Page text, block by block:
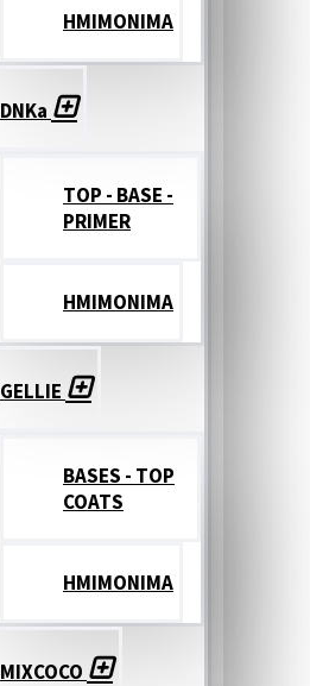
ΗΜΙΜΟΝΙΜΑ
DNKa
TOP - BASE -
PRIMER
ΗΜΙΜΟΝΙΜΑ
GELLIE
BASES - TOP
COATS
ΗΜΙΜΟΝΙΜΑ
MIXCOCO